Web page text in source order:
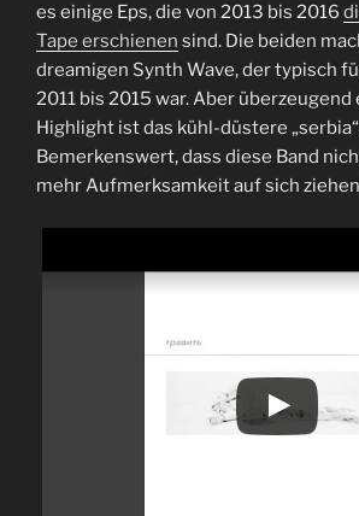
es einige Eps, die von 2013 bis 2016
Tape erschienen sind. Die beiden
dreamigen Synth Wave, der typisch
2011 bis 2015 war. Aber
Highlight ist das kühl-düstere
Bemerkenswert, dass diese Band
mehr Aufmerksamkeit auf sich